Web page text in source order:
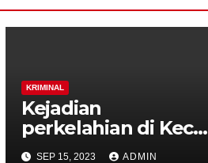
KRIMINAL
Kejadian
perkelahian di Kec.
Kaliwungu, Polres
SEP 15, 2023 ADMIN